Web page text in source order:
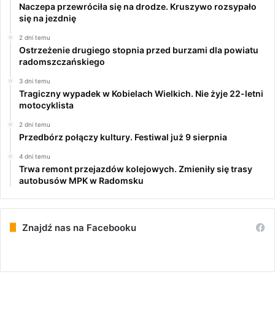
Naczepa przewróciła się na drodze. Kruszywo rozsypało
się na jezdnię
2 dni temu
Ostrzeżenie drugiego stopnia przed burzami dla powiatu
radomszczańskiego
3 dni temu
Tragiczny wypadek w Kobielach Wielkich. Nie żyje 22-letni
motocyklista
2 dni temu
Przedbórz połączy kultury. Festiwal już 9 sierpnia
4 dni temu
Trwa remont przejazdów kolejowych. Zmieniły się trasy
autobusów MPK w Radomsku
Znajdź nas na Facebooku